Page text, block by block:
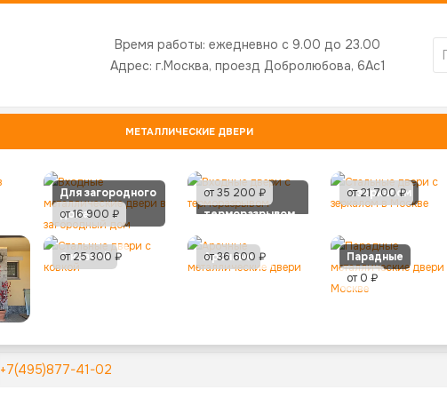
Время работы: ежедневно с 9.00 до 23.00
Адрес: г.Москва, проезд Добролюбова, 6Ас1
МЕТАЛЛИЧЕСКИЕ ДВЕРИ
Для загородного
дома
от 16 900 ₽
С
терморазрывом
от 35 200 ₽ С зеркалом
от 21 700 ₽
С ковкой
от 25 300 ₽ Арочные
от 36 600 ₽
Парадные
от 0 ₽
+7(495)877-41-02